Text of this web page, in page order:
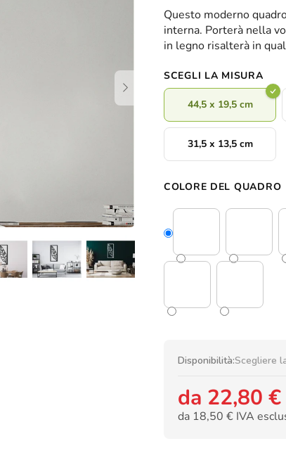
media
del
prodotto
0,0
su
stelle.
Questo moderno
interna. Porterà nella
in legno risalterà in
SCEGLI LA MISURA
44,5 x 19,5 cm
31,5 x 13,5 cm
COLORE DEL QUADRO
Disponibilità:Scegliere
da 22,80 €
da 18,50 € IVA